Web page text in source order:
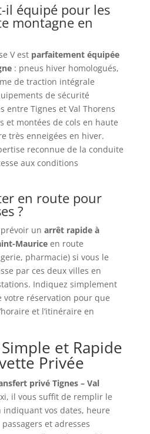
il équipé pour les
montagne en
V est parfaitement équipée
: pneus hiver homologués,
de traction intégrale
de sécurité
entre Tignes et Val Thorens
et montées de cols en haute
très enneigées en hiver.
reconnue de la conduite
aux conditions
en route pour
?
un arrêt rapide à
Mauriceen route
pharmacie) si vous le
par ces deux villes en
Indiquez simplement
votre réservation pour que
et l’itinéraire en
et Rapide
Privée
privé Tignes – Val
il vous suffit de remplir le
vos dates, heure
et adresses